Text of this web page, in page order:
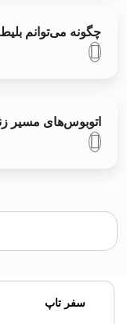
چگونه می‌توانم
اتوبوس‌های مسیر
سفر تاپ